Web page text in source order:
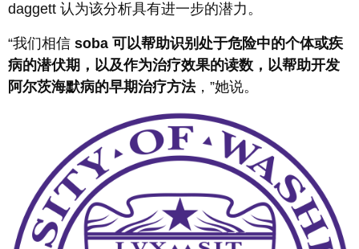
daggett 认为该分析具有进一步的潜力。
“我们相信 soba 可以帮助识别处于危险中的个体或疾
病的潜伏期，以及作为治疗效果的读数，以帮助开发
阿尔茨海默病的早期治疗方法，”她说。